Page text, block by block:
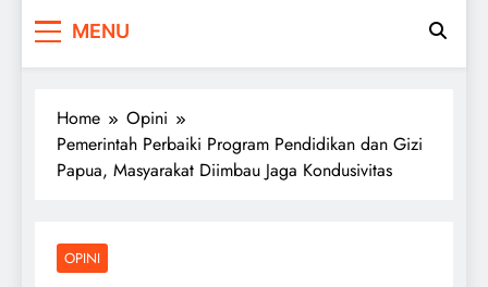
MENU
Home
Opini
Pemerintah Perbaiki Program Pendidikan dan Gizi
Papua, Masyarakat Diimbau Jaga Kondusivitas
OPINI